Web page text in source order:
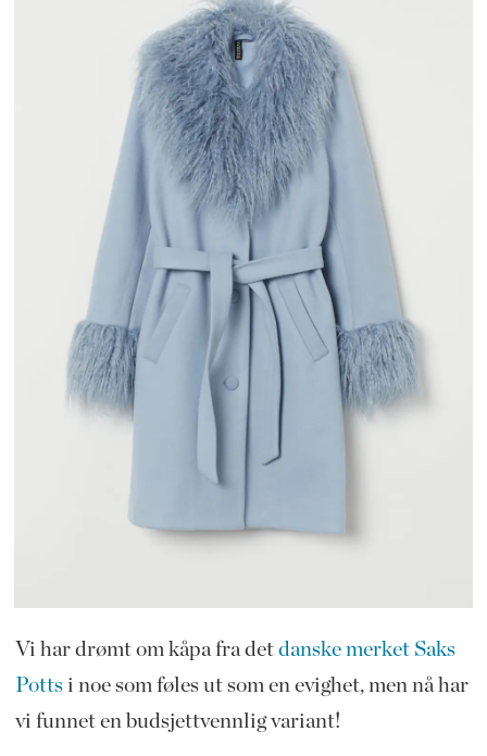
Vi har drømt om kåpa fra det danske merket Saks
Pottsi noe som føles ut som en evighet, men nå har
vi funnet en budsjettvennlig variant!